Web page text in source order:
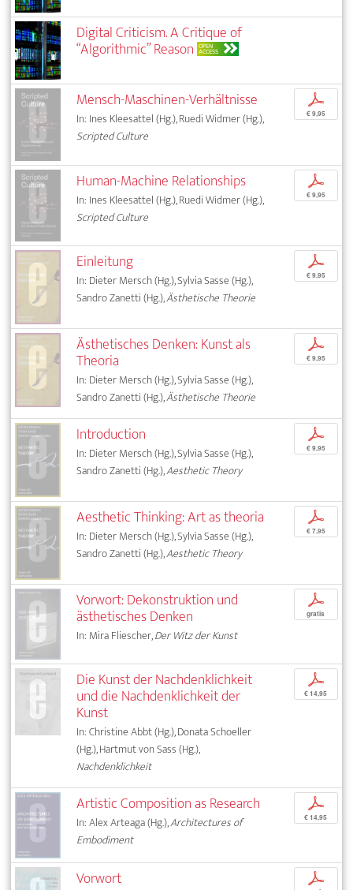
Digital Criticism. A Critique of
“Algorithmic” Reason OPEN
ACCESS
Mensch-Maschinen-Verhältnisse
In: Ines Kleesattel (Hg.), Ruedi Widmer (Hg.),
Scripted Culture
p
€ 9,95
Human-Machine Relationships
In: Ines Kleesattel (Hg.), Ruedi Widmer (Hg.),
Scripted Culture
p
€ 9,95
Einleitung
In: Dieter Mersch (Hg.), Sylvia Sasse (Hg.),
Sandro Zanetti (Hg.),Ästhetische Theorie
p
€ 9,95
Ästhetisches Denken: Kunst als
Theoria
In: Dieter Mersch (Hg.), Sylvia Sasse (Hg.),
Sandro Zanetti (Hg.),Ästhetische Theorie
p
€ 9,95
Introduction
In: Dieter Mersch (Hg.), Sylvia Sasse (Hg.),
Sandro Zanetti (Hg.),Aesthetic Theory
p
€ 9,95
Aesthetic Thinking: Art as theoria
In: Dieter Mersch (Hg.), Sylvia Sasse (Hg.),
Sandro Zanetti (Hg.),Aesthetic Theory
p
€ 7,95
Vorwort: Dekonstruktion und
ästhetisches Denken
In: Mira Fliescher,Der Witz der Kunst
p
gratis
Die Kunst der Nachdenklichkeit
und die Nachdenklichkeit der
Kunst
In: Christine Abbt (Hg.), Donata Schoeller
(Hg.), Hartmut von Sass (Hg.),
Nachdenklichkeit
p
€ 14,95
Artistic Composition as Research
In: Alex Arteaga (Hg.),Architectures of
Embodiment
p
€ 14,95
Vorwort p